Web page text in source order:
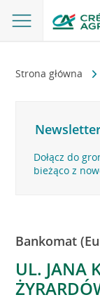
Strona główna
Dołącz do
bieżąco z
Bankomat
UL. JANA